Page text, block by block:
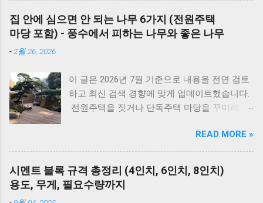
지를 켜서 가스가 공급되는지 먼저 확인하세요.
리셋의 마법 - 코드를 뽑고 5분 뒤 다시 꽂는 것
만으로도 단순 센서 오류의 70%는 해결됩니다.
방법 E1 원인 : 물 부족, 단수, 동파 확인 : 급수밸
브·단수 여부 확인 조치 : 물 보충 후 리셋 ※ 반
복되면 AS 점검 E2 원인 : 불완전 연소, 가스 공
급 이상 확인 : 가스밸브, 가스레인지 작동 여부
조치 : 가스 확인 후 리셋 E3 원인 : 과열(비등) 확
인 : 배기구 이물질 확인 조치 : 막힌 부분 제거
E5 원인 : 이상 불꽃 감지 조치 : 전원 리셋 ※ 계
서도 고기를 부드럽고 촉촉하게 익힐 수 있습니
다. 압력솥 수육 시간은 돼지고기 부위에 따라
달라집니다. 압력솥의 '추'가가 흔들린 뒤 삼겹살
솥을 사용하면 일반 냄비보다 조리 시간이 훨씬
짧아지면서도 촉촉한 수육과 보쌈을 만들 수 있
습니다. 하지만 부위와 두께에 따라 시간을 조금
는 시간은 물론 압력솥 보쌈 시간, 압력밥솥 수
육, 전기압력밥솥 수육 조리시간, 물의 양과 자
연 김빼기 시간까지 정리해 보았습니다. 바로 아
래 표만 확인해도 내 고기에 맞는 시간을 바로
집 안에 심으면 안 되는 나무 6가지 (전원주택
마당 포함) - 풍수에서 피하는 나무와 좋은 나무
- 2월 26, 2026
이 글은 2026년 7월 기준으로 내용을 전면 검토
하고 최신 검색 경향에 맞게 업데이트했습니다.
전원주택을 짓거나 단독주택 마당을 꾸미려고
다. 바로 ‘ 집 안에 심으면 안 되는 나무 ’ 입니다.
여기서 말하는 ‘집 안’은 실내 화분만을 뜻하는
게 아니라, 담장 안 마당과 집터 전체를 두고 하
는 말입니다. 요즘은 보기 좋은 조경수만 고르기
보다는, 풍수 인테리어라든지 집터의 기운, 재물
READ MORE »
시멘트 블록 규격 총정리 (4인치, 6인치, 8인치)
용도, 무게, 필요수량까지